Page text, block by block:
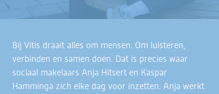
Bij Vitis draait alles om mensen. Om luisteren,
verbinden en samen doen. Dat is precies waar
sociaal makelaars Anja Hitsert en Kaspar
Hamminga zich elke dag voor inzetten. Anja werkt